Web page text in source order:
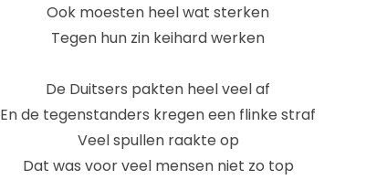
Ook moesten heel wat sterken
Tegen hun zin keihard werken
De Duitsers pakten heel veel af
En de tegenstanders kregen een flinke straf
Veel spullen raakte op
Dat was voor veel mensen niet zo top